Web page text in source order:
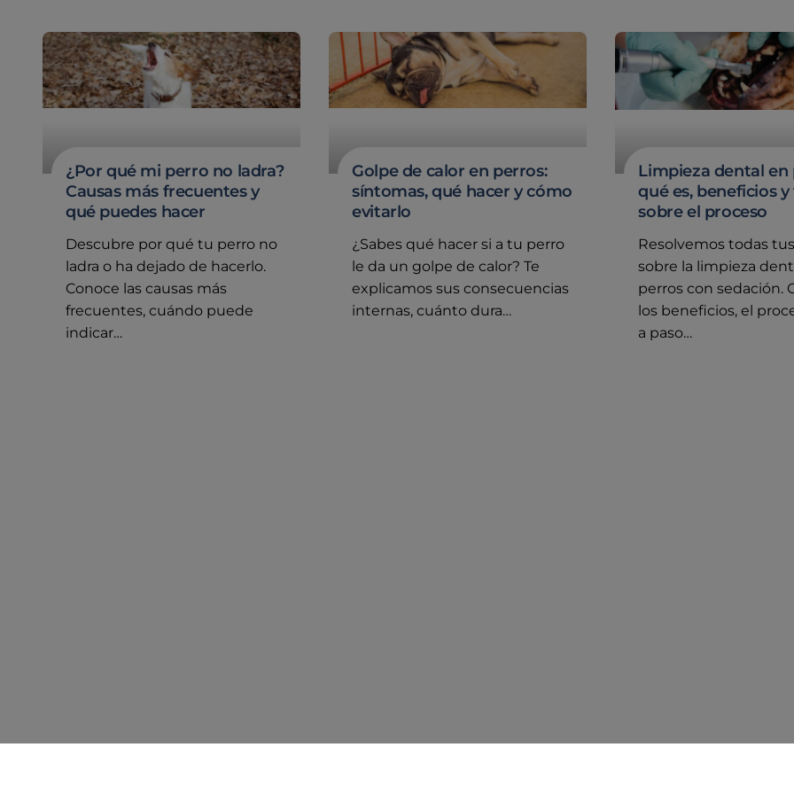
¿Por qué mi perro no ladra?
Causas más frecuentes y
qué puedes hacer
Descubre por qué tu perro no
ladra o ha dejado de hacerlo.
Conoce las causas más
frecuentes, cuándo puede
indicar…
Golpe de calor en perros:
síntomas, qué hacer y cómo
evitarlo
¿Sabes qué hacer si a tu perro
le da un golpe de calor? Te
explicamos sus consecuencias
internas, cuánto dura…
Limpieza dental en
qué es, beneficios
sobre el proceso
Resolvemos todas
sobre la limpieza
perros con sedación.
los beneficios, el
a paso…